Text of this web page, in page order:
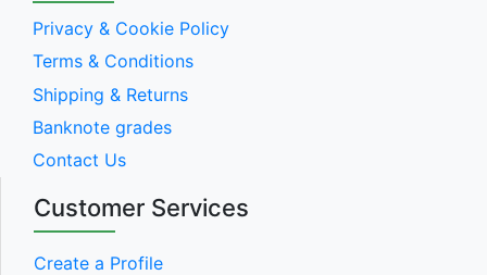
Privacy & Cookie Policy
Terms & Conditions
Shipping & Returns
Banknote grades
Contact Us
Customer Services
Create a Profile